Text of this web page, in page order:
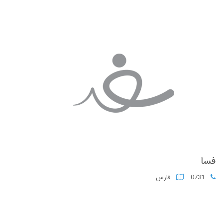
فسا
فارس